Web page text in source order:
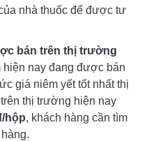
nhà thuốc để được tư
bán trên thị trường
hiện nay đang được bán
giá niêm yết tốt nhất thị
thị trường hiện nay
hộp, khách hàng cần tìm